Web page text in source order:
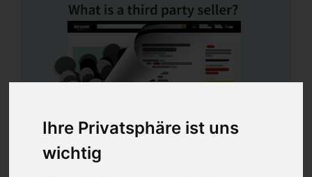
Ihre Privatsphäre ist uns
wichtig